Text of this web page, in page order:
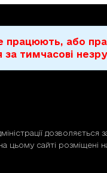
працюють, або
за тимчасові
цьому сайті розміщені